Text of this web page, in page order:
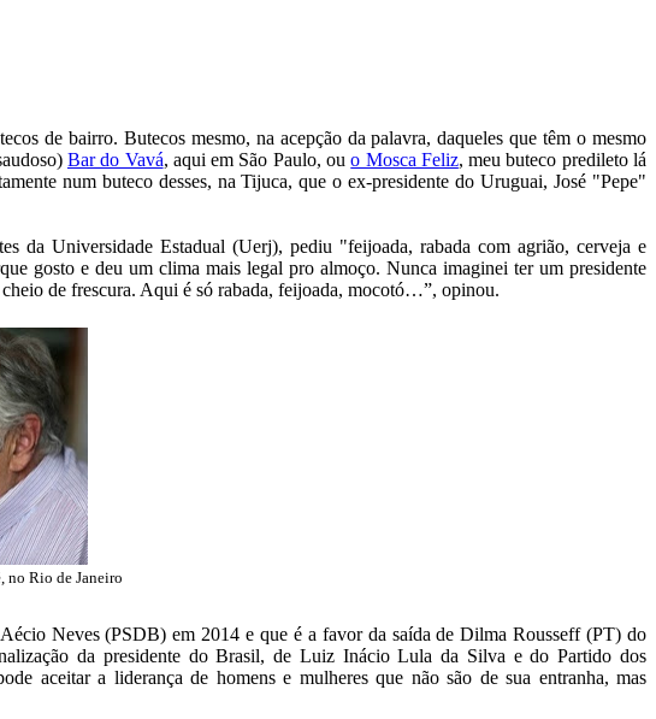
de bairro. Butecos mesmo, na acepção da palavra, daqueles que têm o mesmo
Bar do Vavá, aqui em São Paulo, ouo Mosca Feliz, meu buteco predileto lá
num buteco desses, na Tijuca, que o ex-presidente do Uruguai, José "Pepe"
da Universidade Estadual (Uerj), pediu "feijoada, rabada com agrião, cerveja e
gosto e deu um clima mais legal pro almoço. Nunca imaginei ter um presidente
de frescura. Aqui é só rabada, feijoada, mocotó…”, opinou.
no Rio de Janeiro
Neves (PSDB) em 2014 e que é a favor da saída de Dilma Rousseff (PT) do
da presidente do Brasil, de Luiz Inácio Lula da Silva e do Partido dos
aceitar a liderança de homens e mulheres que não são de sua entranha, mas